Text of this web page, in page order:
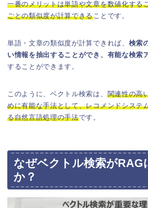
一番のメリットは単語や文章を数値化する
ごとの類似度が計算できることです。
単語・文章の類似度が計算できれば、 検索
い情報を抽出することができ、有能な検索
することができます。
このように、ベクトル検索は、 関連性の高
めに有能な手法として、レコメンドシステ
る自然言語処理の手法です。
なぜベクトル検索がRAG
か？